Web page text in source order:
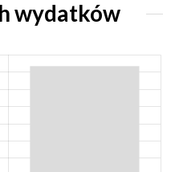
wydatków